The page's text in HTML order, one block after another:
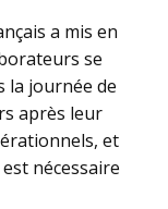
a mis en
se
la journée de
après leur
et
nécessaire